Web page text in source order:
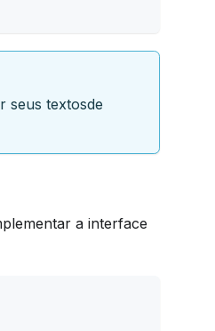
seus textosde
a interface